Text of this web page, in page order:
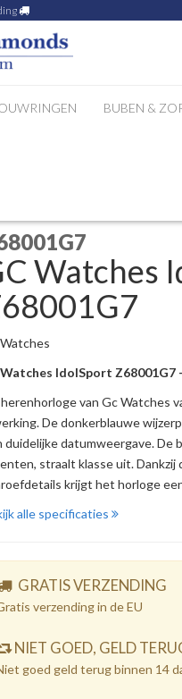
BUBEN &
Watches
IdolSport
van Gc Watches
De donkerblauwe
duidelijke datumweergave. De
straalt klasse uit.
krijgt het horloge
alle specificaties
GRATIS VERZENDING
verzending in de EU
NIET GOED, GELD
goed geld terug binnen 14